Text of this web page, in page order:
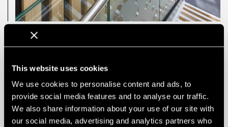
This website uses cookies
We use cookies to personalise content and ads, to
provide social media features and to analyse our traffic.
We also share information about your use of our site with
our social media, advertising and analytics partners who